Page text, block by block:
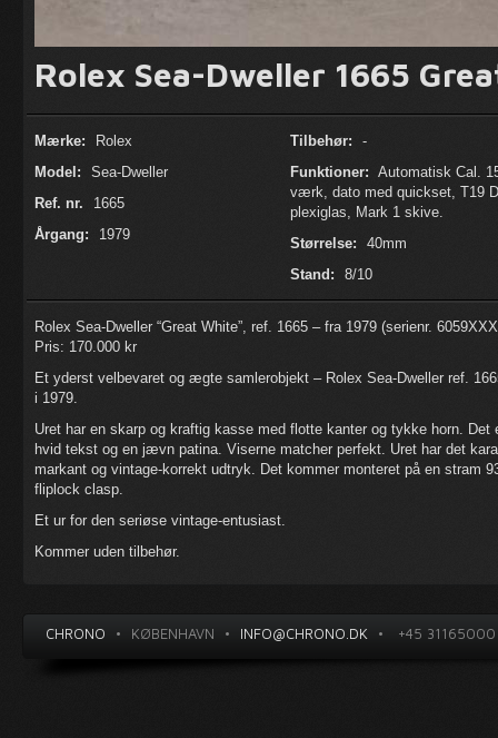
Rolex Sea-Dweller 1665
Mærke:
Rolex
Model:
Sea-Dweller
Ref. nr.
1665
Årgang:
1979
Tilbehør:
-
Funktioner: Automatisk Cal.
værk, dato med quickset, T19
plexiglas, Mark 1 skive.
Størrelse:
40mm
Stand:
8/10
Rolex Sea-Dweller “Great White”, ref. 1665 – fra 1979 (serienr.
Pris: 170.000 kr
Et yderst velbevaret og ægte samlerobjekt – Rolex Sea-Dweller ref.
i 1979.
Uret har en skarp og kraftig kasse med flotte kanter og tykke horn.
hvid tekst og en jævn patina. Viserne matcher perfekt. Uret har det
markant og vintage-korrekt udtryk. Det kommer monteret på en stram
fliplock clasp.
Et ur for den seriøse vintage-entusiast.
Kommer uden tilbehør.
CHRONO • KØBENHAVN • INFO@CHRONO.DK • +45 31165000